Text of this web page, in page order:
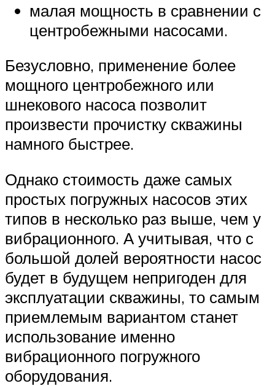
малая мощность в сравнении с
центробежными насосами.
Безусловно, применение более
мощного центробежного или
шнекового насоса позволит
произвести прочистку скважины
намного быстрее.
Однако стоимость даже самых
простых погружных насосов этих
типов в несколько раз выше, чем у
вибрационного. А учитывая, что с
большой долей вероятности насос
будет в будущем непригоден для
эксплуатации скважины, то самым
приемлемым вариантом станет
использование именно
вибрационного погружного
оборудования.